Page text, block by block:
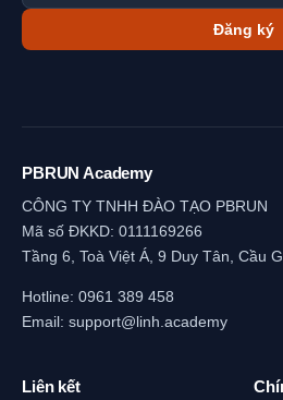
Đăng ký
PBRUN Academy
CÔNG TY TNHH ĐÀO TẠO PBRUN
Mã số ĐKKD: 0111169266
Tầng 6, Toà Việt Á, 9 Duy Tân, Cầu
Hotline: 0961 389 458
Email: support@linh.academy
Liên kết